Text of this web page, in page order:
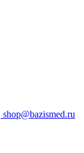
shop@bazismed.ru